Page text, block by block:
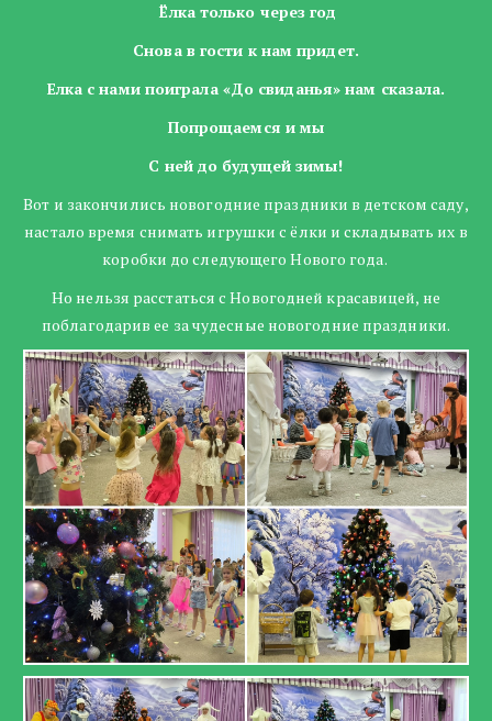
Ёлка только через год
Снова в гости к нам придет.
Елка с нами поиграла «До свиданья» нам сказала.
Попрощаемся и мы
С ней до будущей зимы!
Вот и закончились новогодние праздники в детском саду,
настало время снимать игрушки с ёлки и складывать их в
коробки до следующего Нового года.
Но нельзя расстаться с Новогодней красавицей, не
поблагодарив ее за чудесные новогодние праздники.